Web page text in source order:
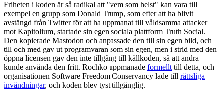
Friheten i koden är så radikal att "vem som helst" kan vara till
exempel en grupp som Donald Trump, som efter att ha blivit
avstängd från Twitter för att ha uppmanat till våldsamma attacker
mot Kapitolium, startade sin egen sociala plattform Truth Social.
Den kopierade Mastodon och anpassade den till sin egen bild, och
till och med gav ut programvaran som sin egen, men i strid med den
öppna licensen gav den inte tillgång till källkoden, så att andra
kunde använda den fritt. Rochko uppmanade formellt till detta, och
organisationen Software Freedom Conservancy lade till rättsliga
invändningar, och koden blev tyst tillgänglig.